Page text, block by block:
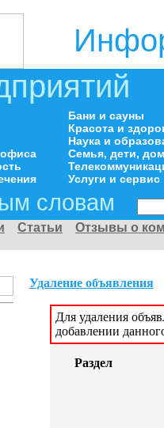
Бани и сауны
Красота и
Наука и
Семья, дети,
Услуги и сервис
словам
Статьи
Отзывы о
Удаление объявления
Для удаления
добавлении
Раздел